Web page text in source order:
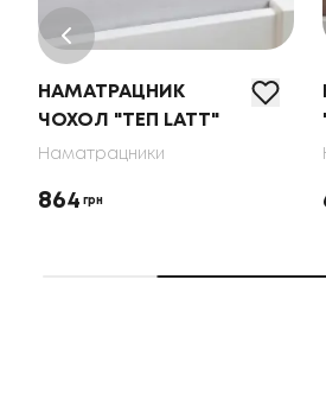
НАМАТРАЦНИК
ЧОХОЛ "ТЕП LATT"
Наматрацники
864 грн